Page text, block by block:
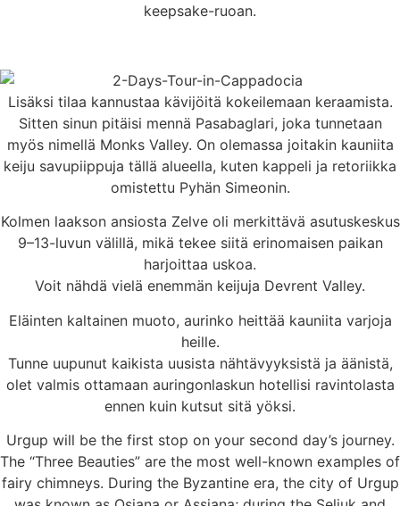
keepsake-ruoan.
Lisäksi tilaa kannustaa kävijöitä kokeilemaan keraamista.
Sitten sinun pitäisi mennä Pasabaglari, joka tunnetaan
myös nimellä Monks Valley. On olemassa joitakin kauniita
keiju savupiippuja tällä alueella, kuten kappeli ja retoriikka
omistettu Pyhän Simeonin.
Kolmen laakson ansiosta Zelve oli merkittävä asutuskeskus
9–13-luvun välillä, mikä tekee siitä erinomaisen paikan
harjoittaa uskoa.
Voit nähdä vielä enemmän keijuja Devrent Valley.
Eläinten kaltainen muoto, aurinko heittää kauniita varjoja
heille.
Tunne uupunut kaikista uusista nähtävyyksistä ja äänistä,
olet valmis ottamaan auringonlaskun hotellisi ravintolasta
ennen kuin kutsut sitä yöksi.
Urgup will be the first stop on your second day’s journey.
The “Three Beauties” are the most well-known examples of
fairy chimneys. During the Byzantine era, the city of Urgup